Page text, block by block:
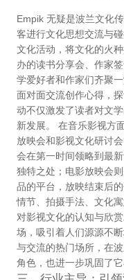
Empik 无疑是波兰文化
客进行文化思想交流与
文化活动，将文化的火
办的读书分享会、作家
学爱好者和作家们齐聚
面对面交流创作心得，
动不仅激发了读者对文
新发展。 在音乐影视方
放映会和影视文化研讨
会在第一时间领略到最
独特之处；电影放映会
品的平台，放映结束后
情节、拍摄手法、文化
对影视文化的认知与欣
场，吸引着人们源源不
与交流的热门场所，在
角色，也进一步巩固了